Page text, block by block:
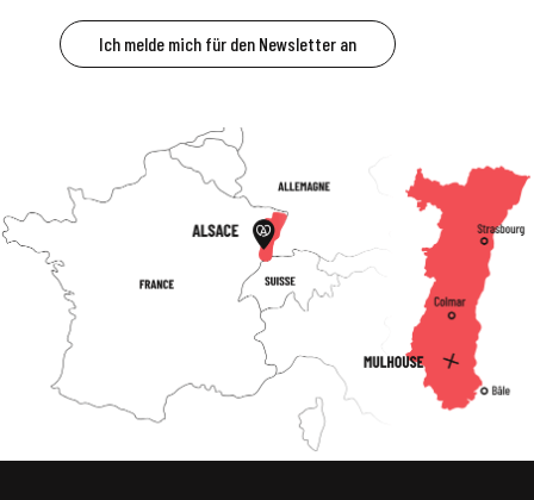
Ich melde mich für den Newsletter an